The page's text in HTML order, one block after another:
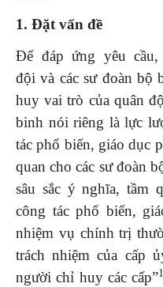
1. Đặt vấn đề
Để đáp ứng yêu
đội và các sư đoàn bộ
huy vai trò của quân
binh nói riêng là lực
tác phổ biến, giáo dục
quan cho các sư đoàn
sâu sắc ý nghĩa, tầm
công tác phổ biến,
nhiệm vụ chính trị
trách nhiệm của cấp
người chỉ huy các cấp”1